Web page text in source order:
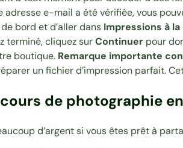
adresse e-mail a été vérifiée, vous
bord et d’aller dans Impressions à
terminé, cliquez surContinuer pour
boutique. Remarque importante
un fichier d’impression parfait.
de photographie
d’argent si vous êtes prêt à